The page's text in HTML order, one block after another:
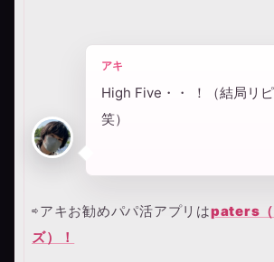
アキ
High Five・・ ！（結局リ
笑）
⇨アキお勧めパパ活アプリはpaters（
ズ）！